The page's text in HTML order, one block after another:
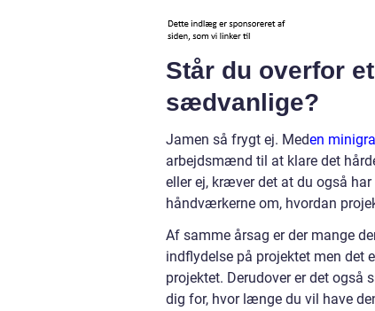
Står du overfor
sædvanlige?
Jamen så frygt ej. Meden
arbejdsmænd til at klare det
eller ej, kræver det at du også
håndværkerne om, hvordan
Af samme årsag er der mange
indflydelse på projektet men det
projektet. Derudover er det også
dig for, hvor længe du vil have